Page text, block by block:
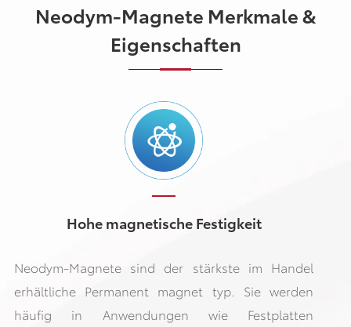
Neodym-Magnete Merkmale &
Eigenschaften
Hohe magnetische Festigkeit
Neodym-Magnete sind der stärkste im Handel
erhältliche Permanent magnet typ. Sie werden
häufig in Anwendungen wie Festplatten